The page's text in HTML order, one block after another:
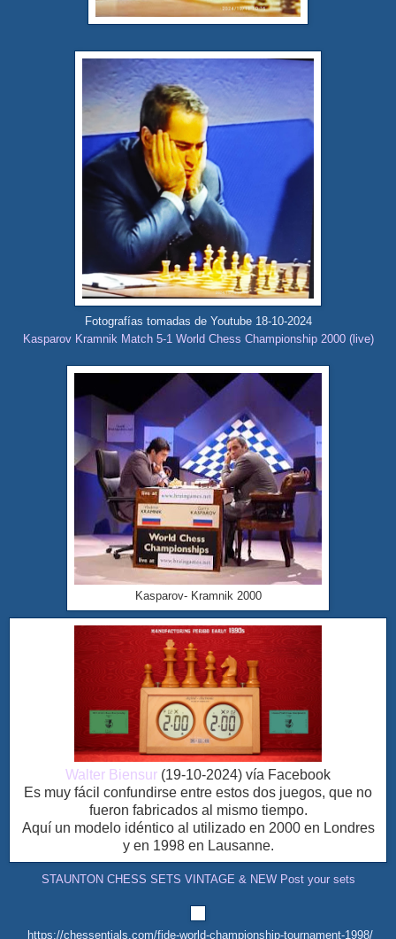
Fotografías tomadas de Youtube 18-10-2024
Kasparov Kramnik Match 5-1 World Chess Championship 2000 (live)
Kasparov- Kramnik 2000
Walter Biensur (19-10-2024) vía Facebook
Es muy fácil confundirse entre estos dos juegos, que no
fueron fabricados al mismo tiempo.
Aquí un modelo idéntico al utilizado en 2000 en Londres
y en 1998 en Lausanne.
STAUNTON CHESS SETS VINTAGE & NEW Post your sets
https://chessentials.com/fide-world-championship-tournament-1998/